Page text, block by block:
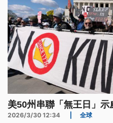
美50州串聯「無王日」
2026/3/30 12:34 全球